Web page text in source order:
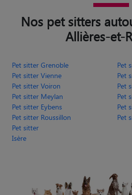
Nos pet sitters
Allières-et-
Pet sitter Grenoble
Pet
Pet sitter Vienne
Pet
Pet sitter Voiron
Pet
Pet sitter Meylan
Pet
Pet sitter Eybens
Pet
Pet sitter Roussillon
Pet
Pet sitter
Isère